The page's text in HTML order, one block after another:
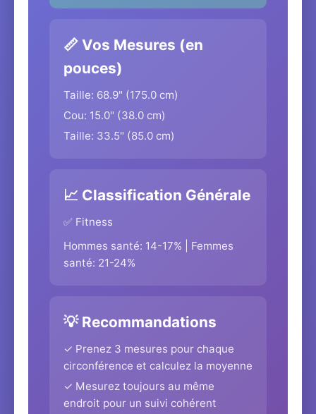
📏 Vos Mesures (en
pouces)
Taille: 68.9" (175.0 cm)
Cou: 15.0" (38.0 cm)
Taille: 33.5" (85.0 cm)
📈 Classification Générale
✅ Fitness
Hommes santé: 14-17% | Femmes
santé: 21-24%
💡 Recommandations
✓ Prenez 3 mesures pour chaque
circonférence et calculez la moyenne
✓ Mesurez toujours au même
endroit pour un suivi cohérent